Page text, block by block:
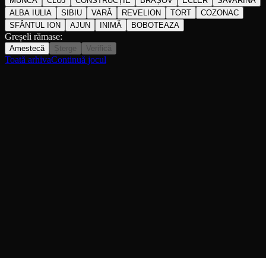
ALBA IULIA
SIBIU VARĂ REVELION TORT
COZONAC
SFÂNTUL ION
AJUN INIMĂ BOBOTEAZA
Greșeli rămase:
Amestecă Șterge Verifică
Toată arhivaContinuă jocul